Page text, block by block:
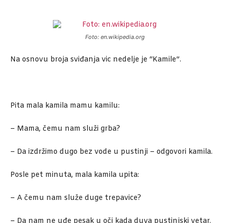
Foto: en.wikipedia.org
Na osnovu broja sviđanja vic nedelje je “Kamile”.
Pita mala kamila mamu kamilu:
– Mama, čemu nam služi grba?
– Da izdržimo dugo bez vode u pustinji – odgovori kamila.
Posle pet minuta, mala kamila upita:
– A čemu nam služe duge trepavice?